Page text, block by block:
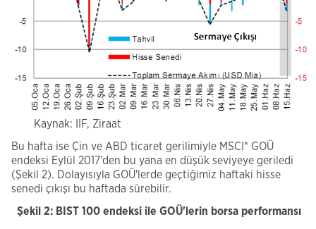
Kaynak: IIF, Ziraat
Bu hafta ise Çin ve ABD ticaret gerilimiyle MSCI* GOÜ
endeksi Eylül 2017'den bu yana en düşük seviyeye geriledi
(Şekil 2). Dolayısıyla GOÜ'lerde geçtiğimiz haftaki hisse
senedi çıkışı bu haftada sürebilir.
Şekil 2: BIST 100 endeksi ile GOÜ'lerin borsa performansı